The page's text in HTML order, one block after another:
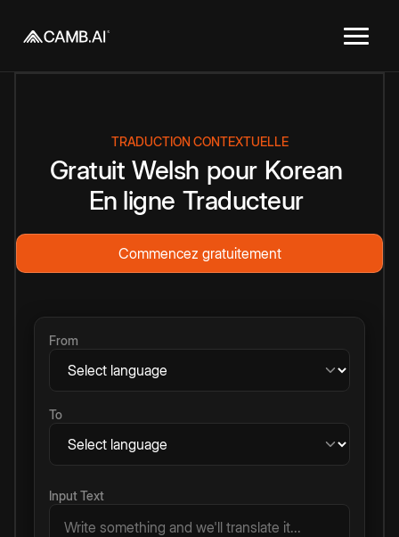
TRADUCTION CONTEXTUELLE
Gratuit Welsh pour Korean
En ligne Traducteur
Commencez gratuitement
From
To
Input Text